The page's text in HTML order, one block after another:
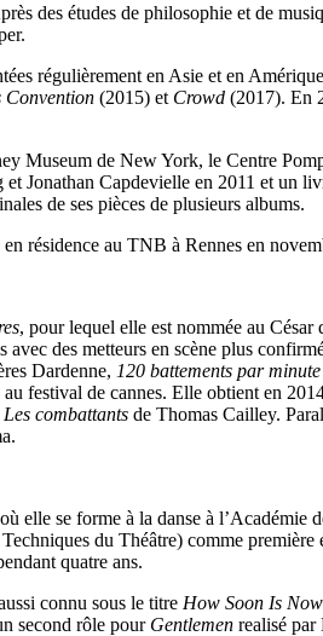
des études de philosophie et de
régulièrement en Asie et en
Convention (2015) et Crowd (2017). En
Museum de New York, le Centre
Jonathan Capdevielle en 2011 et un
de ses pièces de plusieurs albums.
en résidence au TNB à Rennes en
, pour lequel elle est nommée au
des metteurs en scène plus
Dardenne, 120 battements par minute
festival de cannes. Elle obtient en
Les combattants de Thomas Cailley.
elle se forme à la danse à
du Théâtre) comme
quatre ans.
connu sous le titre How Soon Is Now
second rôle pour Gentlemen realisé